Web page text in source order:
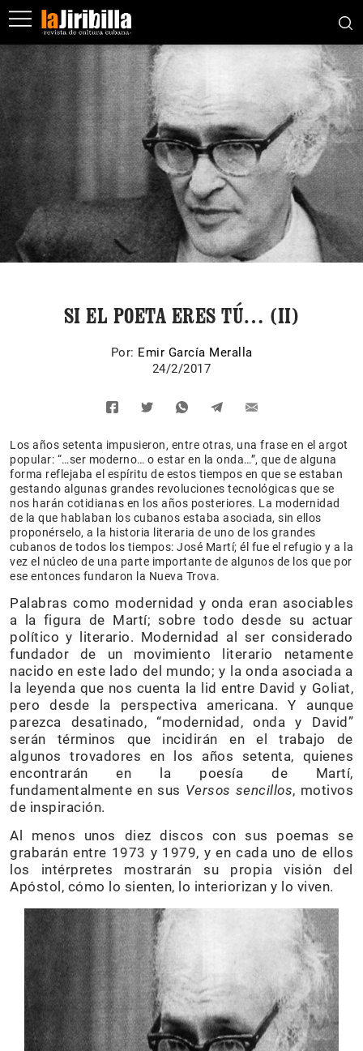
SI EL POETA ERES TÚ… (II)
Por: Emir García Meralla
24/2/2017
Los años setenta impusieron, entre otras, una frase en el argot
popular: “…ser moderno… o estar en la onda…”, que de alguna
forma reflejaba el espíritu de estos tiempos en que se estaban
gestando algunas grandes revoluciones tecnológicas que se
nos harán cotidianas en los años posteriores. La modernidad
de la que hablaban los cubanos estaba asociada, sin ellos
proponérselo, a la historia literaria de uno de los grandes
cubanos de todos los tiempos: José Martí; él fue el refugio y a la
vez el núcleo de una parte importante de algunos de los que por
ese entonces fundaron la Nueva Trova.
Palabras como modernidad y onda eran asociables
a la figura de Martí; sobre todo desde su actuar
político y literario. Modernidad al ser considerado
fundador de un movimiento literario netamente
nacido en este lado del mundo; y la onda asociada a
la leyenda que nos cuenta la lid entre David y Goliat,
pero desde la perspectiva americana. Y aunque
parezca desatinado, “modernidad, onda y David”
serán términos que incidirán en el trabajo de
algunos trovadores en los años setenta, quienes
encontrarán en la poesía de Martí,
fundamentalmente en sus Versos sencillos, motivos
de inspiración.
Al menos unos diez discos con sus poemas se
grabarán entre 1973 y 1979, y en cada uno de ellos
los intérpretes mostrarán su propia visión del
Apóstol, cómo lo sienten, lo interiorizan y lo viven.